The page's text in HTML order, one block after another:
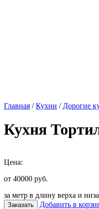
Главная /Кухни / Дорогие
Кухня
Цена:
от 40000 руб.
за метр в длину верха и
Заказать Добавить в